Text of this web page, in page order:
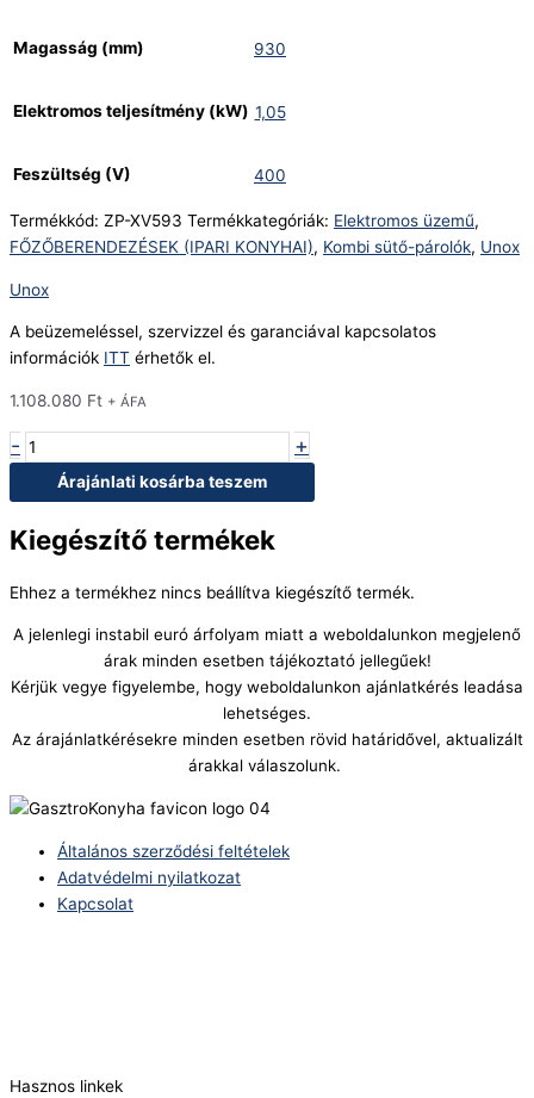
Magasság (mm) 930
Elektromos teljesítmény (kW) 1,05
Feszültség (V) 400
Termékkód: ZP-XV593 Termékkategóriák: Elektromos üzemű,
FŐZŐBERENDEZÉSEK (IPARI KONYHAI), Kombi sütő-párolók, Unox
Unox
A beüzemeléssel, szervizzel és garanciával kapcsolatos
információk ITT érhetők el.
1.108.080 Ft + ÁFA
- +
Árajánlati kosárba teszem
Kiegészítő termékek
Ehhez a termékhez nincs beállítva kiegészítő termék.
A jelenlegi instabil euró árfolyam miatt a weboldalunkon megjelenő
árak minden esetben tájékoztató jellegűek!
Kérjük vegye figyelembe, hogy weboldalunkon ajánlatkérés leadása
lehetséges.
Az árajánlatkérésekre minden esetben rövid határidővel, aktualizált
árakkal válaszolunk.
Általános szerződési feltételek
Adatvédelmi nyilatkozat
Kapcsolat
Hasznos linkek